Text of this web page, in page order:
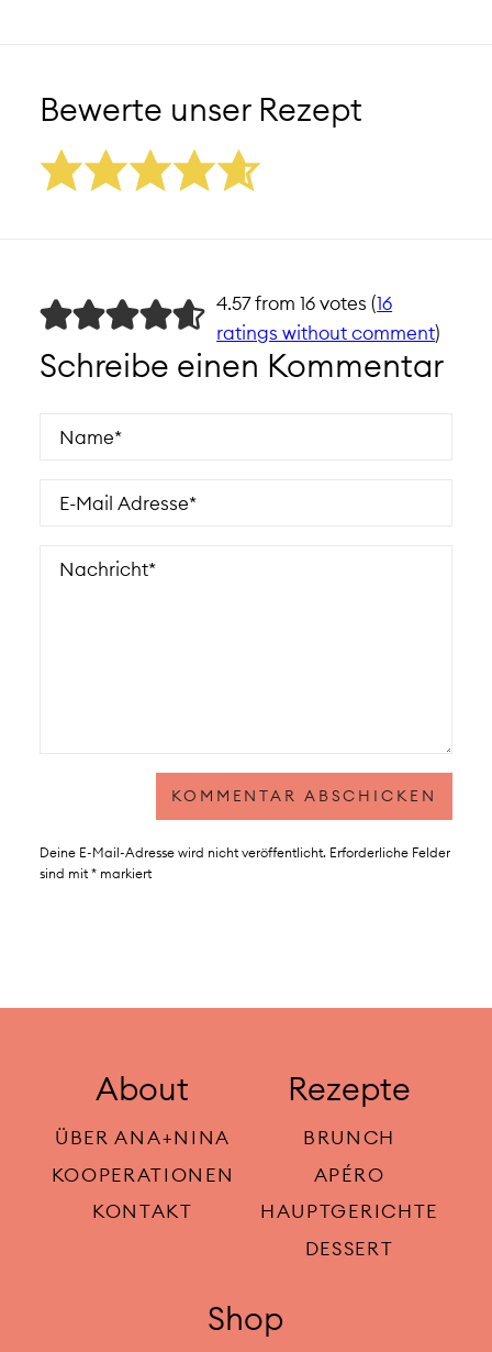
Bewerte unser Rezept
4.57 from 16 votes (16
ratings without comment)
Schreibe einen Kommentar
Deine E-Mail-Adresse wird nicht veröffentlicht. Erforderliche Felder
sind mit *markiert
About
ÜBER ANA+NINA
KOOPERATIONEN
KONTAKT
Rezepte
BRUNCH
APÉRO
HAUPTGERICHTE
DESSERT
Shop